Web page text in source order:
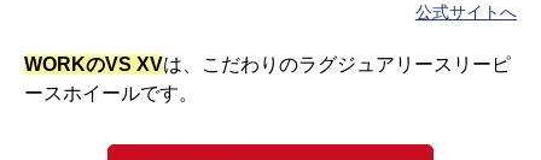
公式サイトへ
WORKのVS XVは、こだわりのラグジュアリースリーピ
ースホイールです。